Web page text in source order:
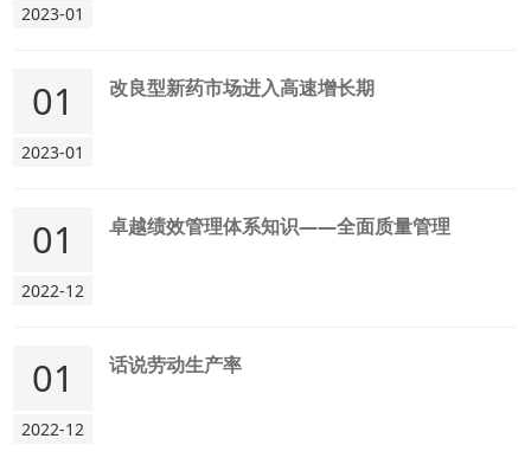
2023-01
01
2023-01
改良型新药市场进入高速增长期
01
2022-12
卓越绩效管理体系知识——全面质量管理
01
2022-12
话说劳动生产率